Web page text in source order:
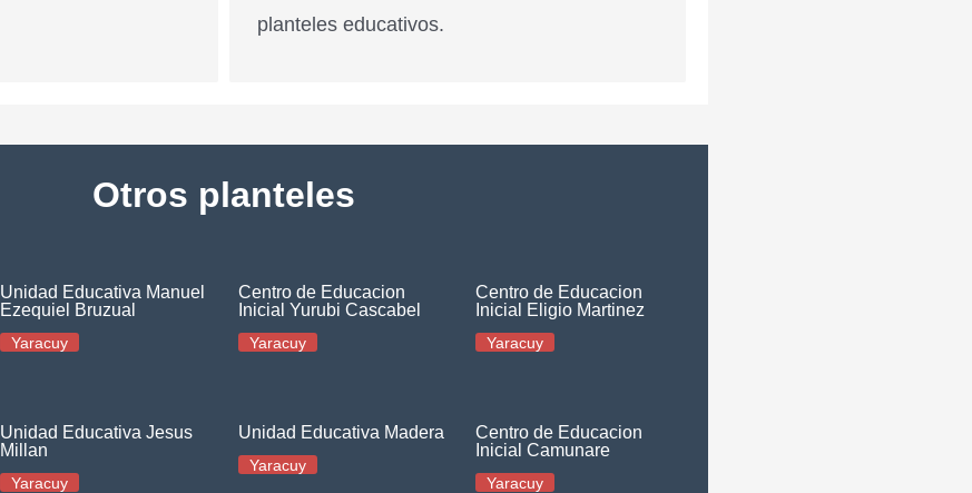
planteles educativos.
Otros planteles
Unidad Educativa Manuel
Ezequiel Bruzual
Yaracuy
Centro de Educacion
Inicial Yurubi Cascabel
Yaracuy
Centro de Educacion
Inicial Eligio Martinez
Yaracuy
Unidad Educativa Jesus
Millan
Yaracuy
Unidad Educativa Madera
Yaracuy
Centro de Educacion
Inicial Camunare
Yaracuy